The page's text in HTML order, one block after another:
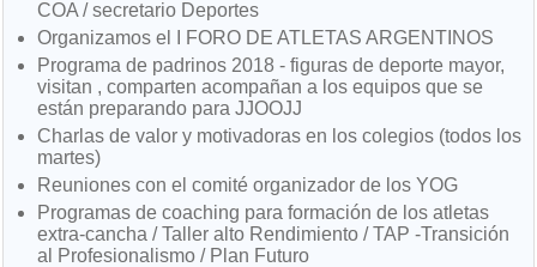
COA / secretario Deportes
Organizamos el I FORO DE ATLETAS ARGENTINOS
Programa de padrinos 2018 - figuras de deporte mayor,
visitan , comparten acompañan a los equipos que se
están preparando para JJOOJJ
Charlas de valor y motivadoras en los colegios (todos los
martes)
Reuniones con el comité organizador de los YOG
Programas de coaching para formación de los atletas
extra-cancha / Taller alto Rendimiento / TAP -Transición
al Profesionalismo / Plan Futuro